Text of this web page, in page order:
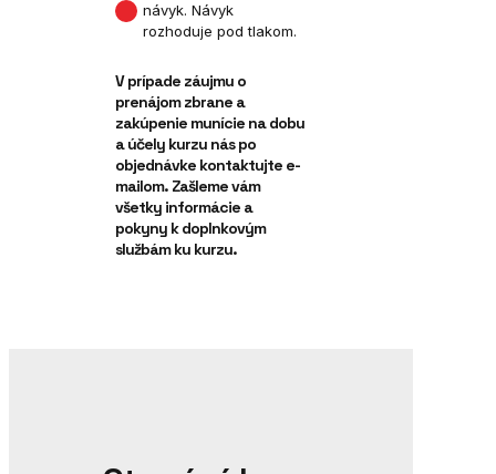
návyk. Návyk
rozhoduje pod tlakom.
V prípade záujmu o
prenájom zbrane a
zakúpenie munície na dobu
a účely kurzu nás po
objednávke kontaktujte e-
mailom. Zašleme vám
všetky informácie a
pokyny k doplnkovým
službám ku kurzu.